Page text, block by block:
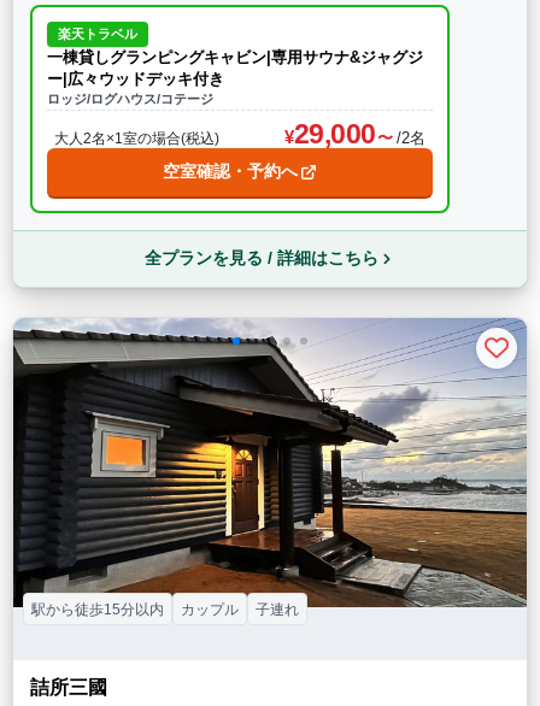
楽天トラベル
一棟貸しグランピングキャビン|専用サウナ&ジャグジ
ー|広々ウッドデッキ付き
ロッジ/ログハウス/コテージ
大人2名×1室の場合(税込) 29,000 /2名
空室確認・予約へ
全プランを見る / 詳細はこちら
詰所三國
駅から徒歩15分以内 カップル 子連れ